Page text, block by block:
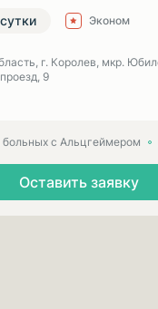
Эконом
г. Королев, мкр.
9
больных с Альцгеймером
Оставить заявку